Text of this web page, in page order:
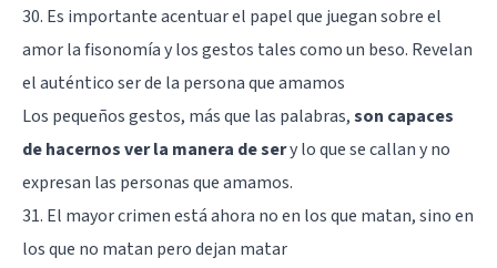
30. Es importante acentuar el papel que juegan sobre el
amor la fisonomía y los gestos tales como un beso. Revelan
el auténtico ser de la persona que amamos
Los pequeños gestos, más que las palabras,son capaces
de hacernos ver la manera de sery lo que se callan y no
expresan las personas que amamos.
31. El mayor crimen está ahora no en los que matan, sino en
los que no matan pero dejan matar